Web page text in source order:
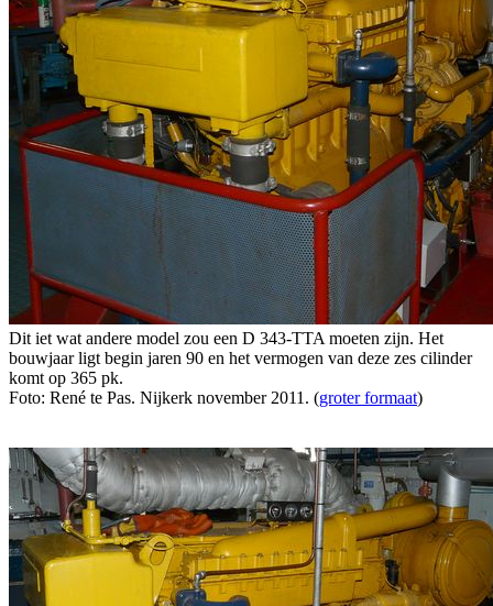
Dit iet wat andere model zou een D 343-TTA moeten zijn. Het
bouwjaar ligt begin jaren 90 en het vermogen van deze zes cilinder
komt op 365 pk.
Foto: René te Pas. Nijkerk november 2011. (groter formaat)